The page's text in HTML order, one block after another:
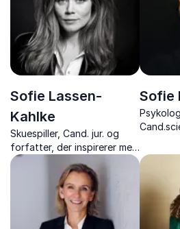
Sofie Lassen-
Kahlke
Skuespiller, Cand. jur. og
forfatter, der inspirerer med
foredrag om personlig
branding, modet til at lykkes
og forfatterskab
Sofie